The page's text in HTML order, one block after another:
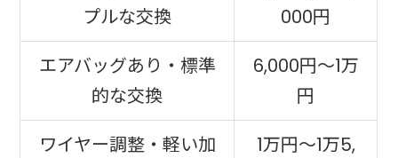
プルな交換
000円
エアバッグあり・標準
的な交換
6,000円〜1万
円
ワイヤー調整・軽い加
1万円〜1万5,